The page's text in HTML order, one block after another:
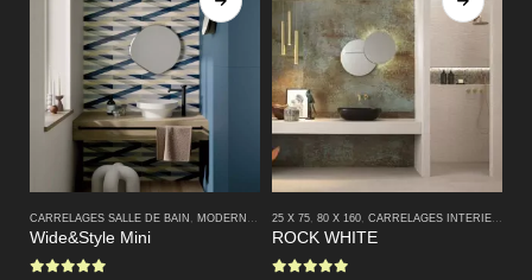
CARRELAGES SALLE DE BAIN , MODERNE , PETITE TAILLE
Wide&Style Mini
25 X 75, 80 X 160, CARRELAGES INTERIEURS
ROCK WHITE